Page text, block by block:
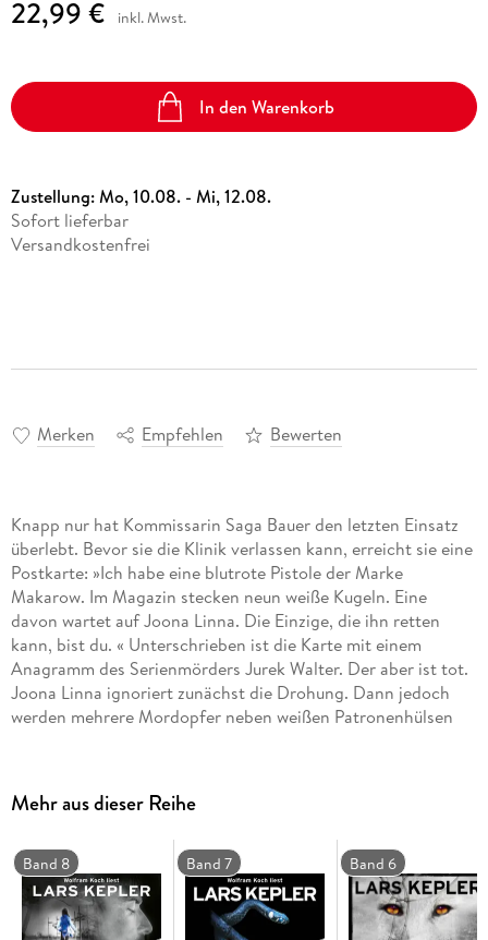
22,99 € inkl. Mwst.
In den Warenkorb
Zustellung:Mo, 10.08. - Mi, 12.08.
Sofort lieferbar
Versandkostenfrei
Merken Empfehlen Bewerten
Knapp nur hat Kommissarin Saga Bauer den letzten Einsatz
überlebt. Bevor sie die Klinik verlassen kann, erreicht sie eine
Postkarte: »Ich habe eine blutrote Pistole der Marke
Makarow. Im Magazin stecken neun weiße Kugeln. Eine
davon wartet auf Joona Linna. Die Einzige, die ihn retten
kann, bist du. « Unterschrieben ist die Karte mit einem
Anagramm des Serienmörders Jurek Walter. Der aber ist tot.
Joona Linna ignoriert zunächst die Drohung. Dann jedoch
werden mehrere Mordopfer neben weißen Patronenhülsen
stoppen können.
Mehr aus dieser Reihe
Band 8 Band 7 Band 6